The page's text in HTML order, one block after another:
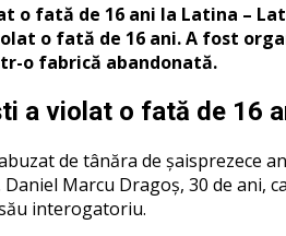
o fată de 16 ani la Latina –
o fată de 16 ani. A fost
o fabrică abandonată.
a violat o fată de 16
de tânăra de șaisprezece
Marcu Dragoș, 30 de
interogatoriu.